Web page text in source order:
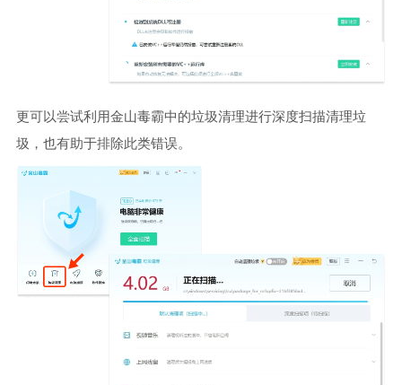
更可以尝试利用金山毒霸中的垃圾清理进行深度扫描清理垃
圾，也有助于排除此类错误。